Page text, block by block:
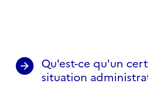
Qu'est-ce qu'un
situation